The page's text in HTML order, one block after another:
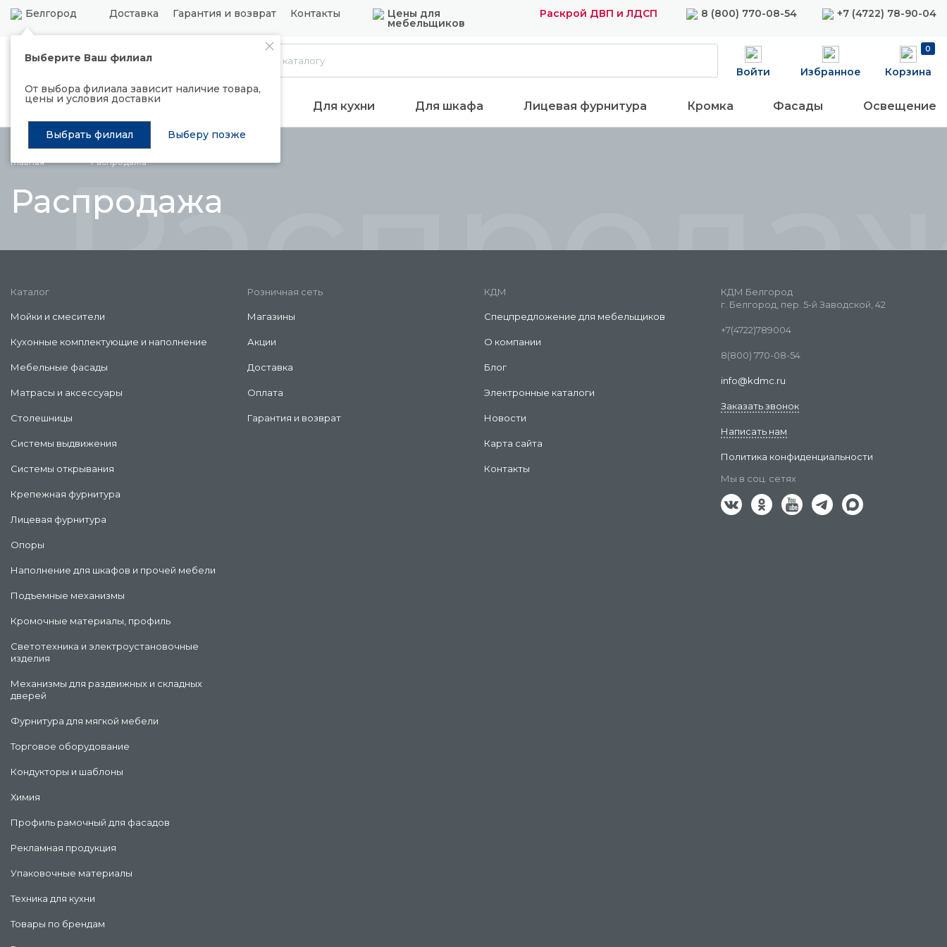
Белгород Доставка Гарантия и возврат Контакты Цены для
мебельщиков
Раскрой ДВП и ЛДСП 8 (800) 770-08-54 +7 (4722) 78-90-04
Выберите Ваш филиал
От выбора филиала зависит наличие товара,
цены и условия доставки
Выбрать филиал Выберу позже
Каталог
Войти Избранное
0
Корзина
Распродажа Подъемные механизмы Для кухни Для шкафа Лицевая фурнитура Кромка Фасады Освещение
Главная Распродажа
Распродажа
Каталог
Мойки и смесители
Кухонные комплектующие и наполнение
Мебельные фасады
Матрасы и аксессуары
Столешницы
Системы выдвижения
Системы открывания
Крепежная фурнитура
Лицевая фурнитура
Опоры
Наполнение для шкафов и прочей мебели
Подъемные механизмы
Кромочные материалы, профиль
Светотехника и электроустановочные
изделия
Механизмы для раздвижных и складных
дверей
Фурнитура для мягкой мебели
Торговое оборудование
Кондукторы и шаблоны
Химия
Профиль рамочный для фасадов
Рекламная продукция
Упаковочные материалы
Техника для кухни
Товары по брендам
Розничная сеть
Магазины
Акции
Доставка
Оплата
Гарантия и возврат
КДМ
Спецпредложение для мебельщиков
О компании
Блог
Электронные каталоги
Новости
Карта сайта
Контакты
КДМ Белгород
г. Белгород, пер. 5-й Заводской, 42
+7(4722)789004
8(800) 770-08-54
info@kdmc.ru
Заказать звонок
Написать нам
Политика конфиденциальности
Мы в соц. сетях